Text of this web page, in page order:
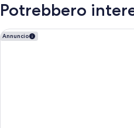
(Atrium
View)
letti
(Atrium
View)
Potrebbero
Annuncio
Holiday Inn Manchester - City